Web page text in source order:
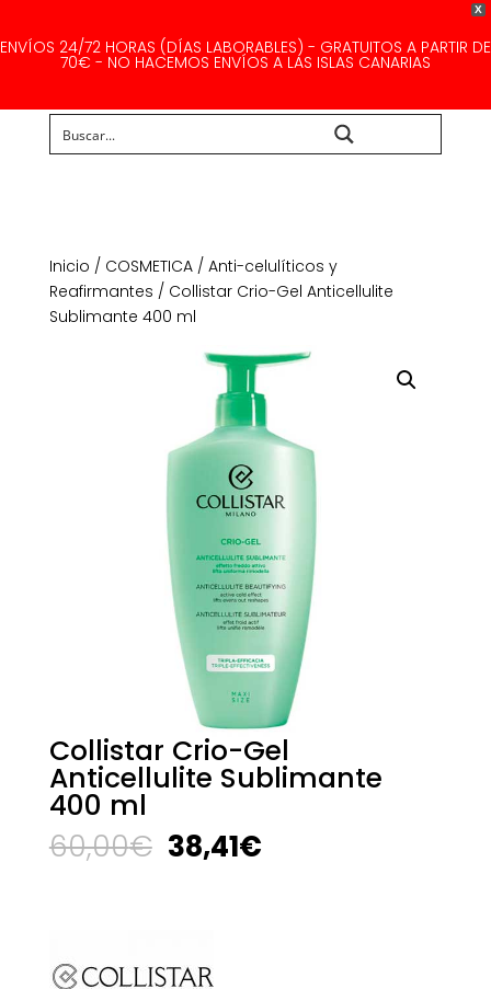
X
ENVÍOS 24/72 HORAS (DÍAS LABORABLES) - GRATUITOS A PARTIR DE
70€ - NO HACEMOS ENVÍOS A LAS ISLAS CANARIAS
Inicio / COSMETICA/ Anti-celulíticos y
Reafirmantes / Collistar Crio-Gel Anticellulite
Sublimante 400 ml
Collistar Crio-Gel
Anticellulite Sublimante
400 ml
60,00€ El
precio
38,41€El